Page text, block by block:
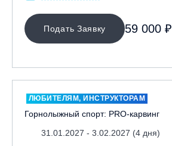
Подать Заявку 59 000 ₽
ЛЮБИТЕЛЯМ, ИНСТРУКТОРАМ
Горнолыжный спорт: PRO-карвинг
31.01.2027 - 3.02.2027 (4 дня)